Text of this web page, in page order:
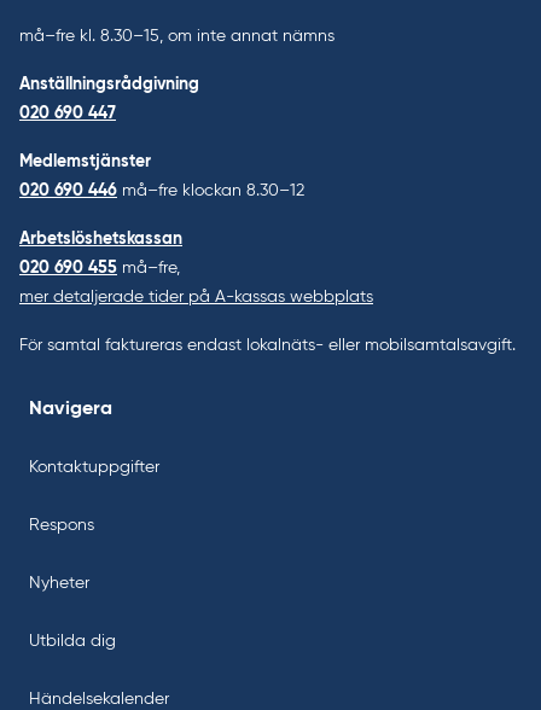
må–fre kl. 8.30–15, om inte annat nämns
Anställningsrådgivning
020 690 447
Medlemstjänster
020 690 446 må–fre klockan 8.30–12
Arbetslöshetskassan
020 690 455 må–fre,
mer detaljerade tider på A-kassas webbplats
För samtal faktureras endast lokalnäts- eller mobilsamtalsavgift.
Navigera
Kontaktuppgifter
Respons
Nyheter
Utbilda dig
Händelsekalender